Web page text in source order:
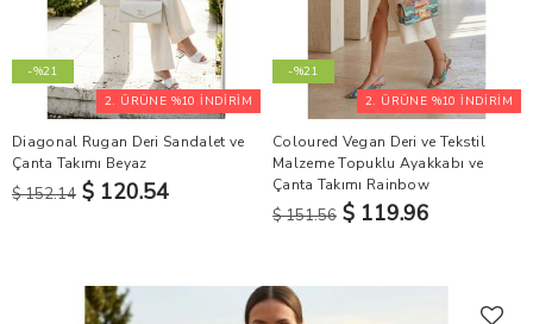
2. ÜRÜNE %10 İNDİRİM
-%21
Diagonal Rugan Deri Sandalet ve
Çanta Takımı Beyaz
$ 152.14 $ 120.54
2. ÜRÜNE %10 İNDİRİM
-%21
Coloured Vegan Deri ve Tekstil
Malzeme Topuklu Ayakkabı ve
Çanta Takımı Rainbow
$ 151.56 $ 119.96